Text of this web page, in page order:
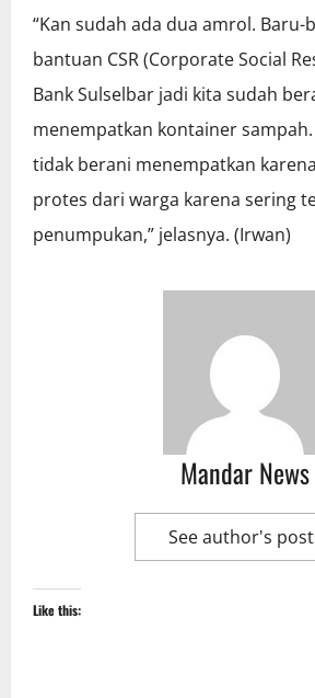
“Kan sudah ada dua amrol.
bantuan CSR (Corporate Social
Bank Sulselbar jadi kita sudah
menempatkan kontainer
tidak berani menempatkan
protes dari warga karena sering
penumpukan,” jelasnya. (Irwan)
Mandar News
See author's
Like this: